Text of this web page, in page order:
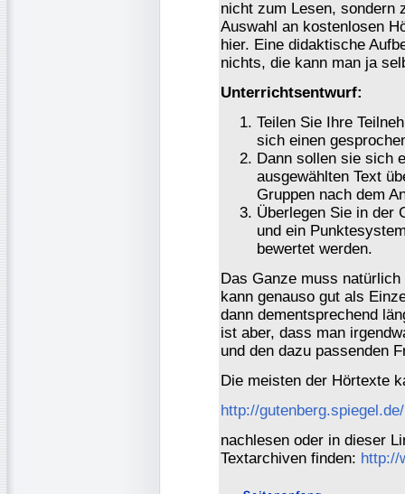
nicht zum Lesen, sondern
Auswahl an kostenlosen
hier. Eine didaktische
nichts, die kann man ja
Unterrichtsentwurf:
Teilen Sie Ihre
sich einen
Dann sollen sie sich
ausgewählten Text
Gruppen nach dem
Überlegen Sie in der
und ein
bewertet werden.
Das Ganze muss
kann genauso gut als
dann dementsprechend
ist aber, dass man
und den dazu passenden
Die meisten der Hörtexte
http://gutenberg.spiegel.de/
nachlesen oder in dieser
Textarchiven finden: http://